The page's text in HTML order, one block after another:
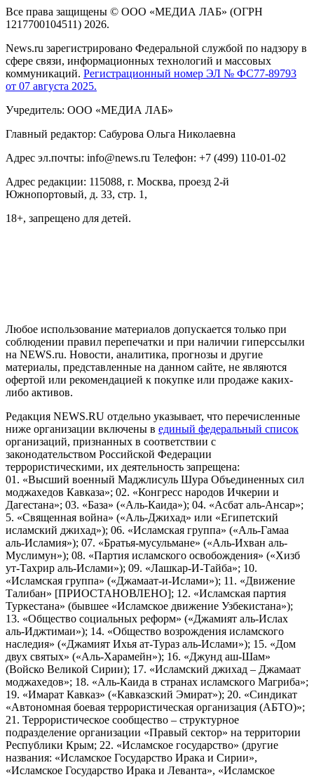
Все права защищены © ООО «МЕДИА ЛАБ» (ОГРН
1217700104511) 2026.
News.ru зарегистрировано Федеральной службой по надзору в
сфере связи, информационных технологий и массовых
коммуникаций. Регистрационный номер ЭЛ № ФС77-89793
от 07 августа 2025.
Учредитель: ООО «МЕДИА ЛАБ»
Главный редактор: Сабурова Ольга Николаевна
Адрес эл.почты: info@news.ru Телефон: +7 (499) 110-01-02
Адрес редакции: 115088, г. Москва, проезд 2-й
Южнопортовый, д. 33, стр. 1,
18+, запрещено для детей.
Любое использование материалов допускается только при
соблюдении правил перепечатки и при наличии гиперссылки
на NEWS.ru. Новости, аналитика, прогнозы и другие
материалы, представленные на данном сайте, не являются
офертой или рекомендацией к покупке или продаже каких-
либо активов.
Редакция NEWS.RU отдельно указывает, что перечисленные
ниже организации включены в единый федеральный список
организаций, признанных в соответствии с
законодательством Российской Федерации
террористическими, их деятельность запрещена:
01. «Высший военный Маджлисуль Шура Объединенных сил
моджахедов Кавказа»; 02. «Конгресс народов Ичкерии и
Дагестана»; 03. «База» («Аль-Каида»); 04. «Асбат аль-Ансар»;
5. «Священная война» («Аль-Джихад» или «Египетский
исламский джихад»); 06. «Исламская группа» («Аль-Гамаа
аль-Исламия»); 07. «Братья-мусульмане» («Аль-Ихван аль-
Муслимун»); 08. «Партия исламского освобождения» («Хизб
ут-Тахрир аль-Ислами»); 09. «Лашкар-И-Тайба»; 10.
«Исламская группа» («Джамаат-и-Ислами»); 11. «Движение
Талибан» [ПРИОСТАНОВЛЕНО]; 12. «Исламская партия
Туркестана» (бывшее «Исламское движение Узбекистана»);
13. «Общество социальных реформ» («Джамият аль-Ислах
аль-Иджтимаи»); 14. «Общество возрождения исламского
наследия» («Джамият Ихья ат-Тураз аль-Ислами»); 15. «Дом
двух святых» («Аль-Харамейн»); 16. «Джунд аш-Шам»
(Войско Великой Сирии); 17. «Исламский джихад – Джамаат
моджахедов»; 18. «Аль-Каида в странах исламского Магриба»;
19. «Имарат Кавказ» («Кавказский Эмират»); 20. «Синдикат
«Автономная боевая террористическая организация (АБТО)»;
21. Террористическое сообщество – структурное
подразделение организации «Правый сектор» на территории
Республики Крым; 22. «Исламское государство» (другие
названия: «Исламское Государство Ирака и Сирии»,
«Исламское Государство Ирака и Леванта», «Исламское